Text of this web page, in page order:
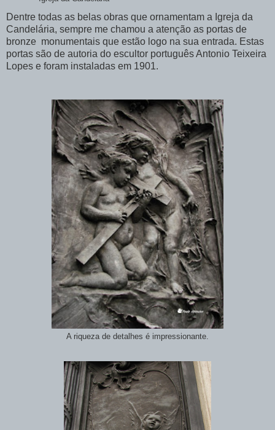
Dentre todas as belas obras que ornamentam a Igreja da
Candelária, sempre me chamou a atenção as portas de
bronze monumentais que estão logo na sua entrada. Estas
portas são de autoria do escultor português Antonio Teixeira
Lopes e foram instaladas em 1901.
A riqueza de detalhes é impressionante.